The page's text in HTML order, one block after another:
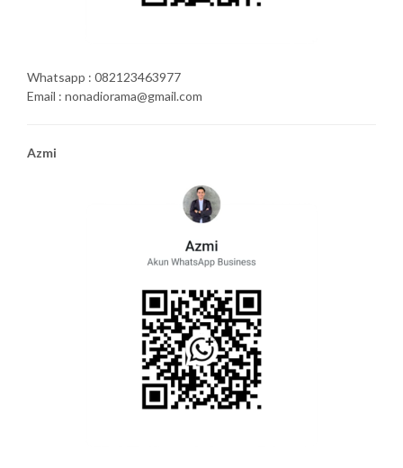
Whatsapp : 082123463977
Email : nonadiorama@gmail.com
Azmi